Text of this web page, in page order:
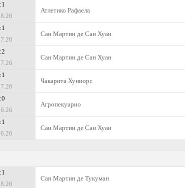
Атлетико Рафаела
Сан Мартин де Сан Хуан
Сан Мартин де Сан Хуан
Чакарита Хуниорс
Агропекуарио
Сан Мартин де Сан Хуан
Сан Мартин де Тукуман